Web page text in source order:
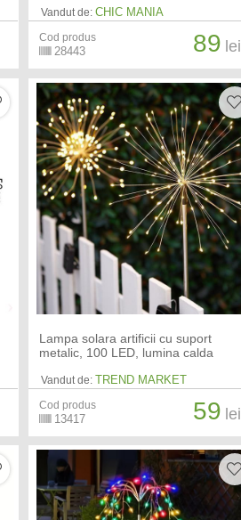
Vandut de: CHIC MANIA
Cod produs
28443 89 lei
Lampa solara artificii cu suport
metalic, 100 LED, lumina calda
Vandut de: TREND MARKET
Cod produs
13417 59 lei